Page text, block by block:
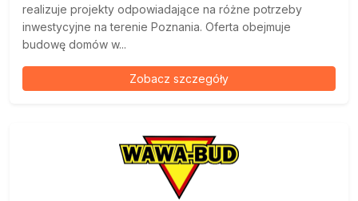
realizuje projekty odpowiadające na różne potrzeby
inwestycyjne na terenie Poznania. Oferta obejmuje
budowę domów w...
Zobacz szczegóły